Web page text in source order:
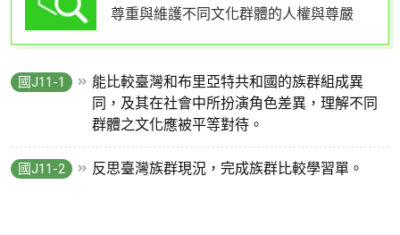
尊重與維護不同文化群體的人權與尊嚴
國J11-1
能比較臺灣和布里亞特共和國的族群組成異
同，及其在社會中所扮演角色差異，理解不同
群體之文化應被平等對待。
國J11-2 反思臺灣族群現況，完成族群比較學習單。